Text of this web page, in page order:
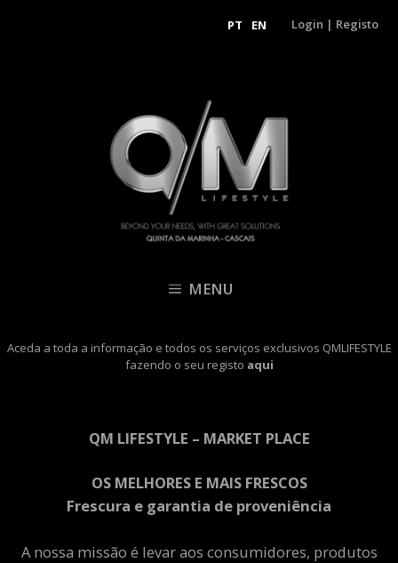
PT EN Login | Registo
MENU
Aceda a toda a informação e todos os serviços exclusivos QMLIFESTYLE
fazendo o seu registo aqui
QM LIFESTYLE – MARKET PLACE
OS MELHORES E MAIS FRESCOS
Frescura e garantia de proveniência
A nossa missão é levar aos consumidores, produtos